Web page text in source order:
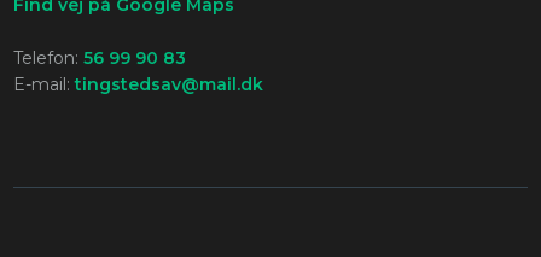
Find vej på Google Maps
Telefon: 56 99 90 83
E-mail:tingstedsav@mail.dk